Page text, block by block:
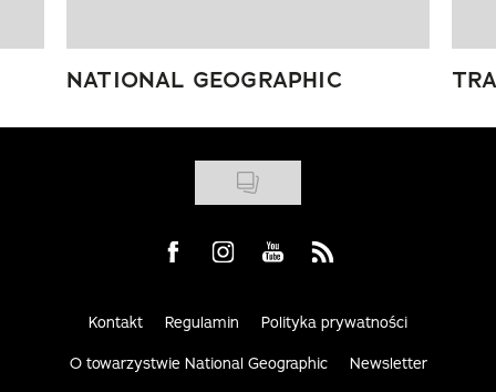
NATIONAL GEOGRAPHIC
Visit us on Facebook
Visit us on Instagram
Visit us on Youtube
Visit us on Rss
Kontakt Regulamin Polityka prywatności
O towarzystwie National Geographic Newsletter